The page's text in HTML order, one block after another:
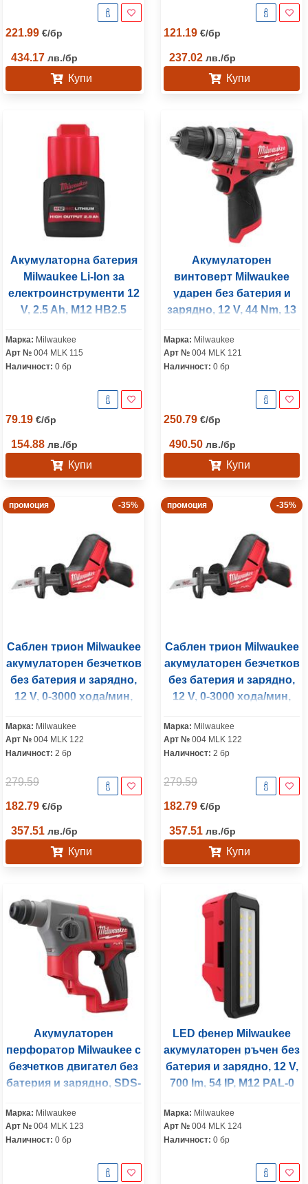
221.99 €/бр
434.17 лв./бр
Купи
121.19 €/бр
237.02 лв./бр
Купи
Акумулаторна батерия
Milwaukee Li-Ion за
електроинструменти 12
V, 2.5 Ah, M12 HB2.5
Марка: Milwaukee
Арт № 004 MLK 115
Наличност: 0 бр
79.19 €/бр
154.88 лв./бр
Купи
Акумулаторен
винтоверт Milwaukee
ударен без батерия и
зарядно, 12 V, 44 Nm, 13
Марка: Milwaukee
Арт № 004 MLK 121
Наличност: 0 бр
250.79 €/бр
490.50 лв./бр
Купи
промоция -35%
Саблен трион Milwaukee
акумулаторен безчетков
без батерия и зарядно,
12 V, 0-3000 хода/мин,
Марка: Milwaukee
Арт № 004 MLK 122
Наличност: 2 бр
279.59
182.79 €/бр
357.51 лв./бр
Купи
промоция -35%
Саблен трион Milwaukee
акумулаторен безчетков
без батерия и зарядно,
12 V, 0-3000 хода/мин,
Марка: Milwaukee
Арт № 004 MLK 122
Наличност: 2 бр
279.59
182.79 €/бр
357.51 лв./бр
Купи
Акумулаторен
перфоратор Milwaukee с
безчетков двигател без
батерия и зарядно, SDS-
уд./мин, M12 CH-0
Марка: Milwaukee
Арт № 004 MLK 123
Наличност: 0 бр
LED фенер Milwaukee
акумулаторен ръчен без
батерия и зарядно, 12 V,
700 lm, 54 IP, M12 PAL-0
Марка: Milwaukee
Арт № 004 MLK 124
Наличност: 0 бр